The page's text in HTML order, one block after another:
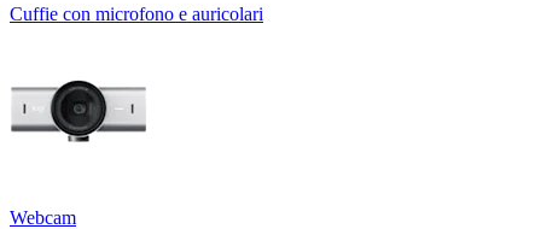
Cuffie con microfono e auricolari
Webcam